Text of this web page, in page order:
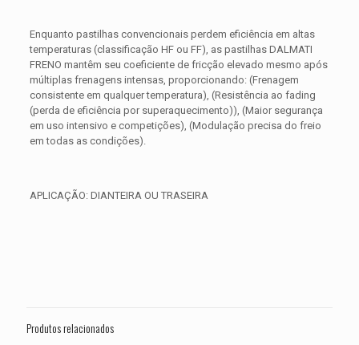
Enquanto pastilhas convencionais perdem eficiência em altas
temperaturas (classificação HF ou FF), as pastilhas DALMATI
FRENO mantêm seu coeficiente de fricção elevado mesmo após
múltiplas frenagens intensas, proporcionando: (Frenagem
consistente em qualquer temperatura), (Resistência ao fading
(perda de eficiência por superaquecimento)), (Maior segurança
em uso intensivo e competições), (Modulação precisa do freio
em todas as condições).
APLICAÇÃO: DIANTEIRA OU TRASEIRA
FLTRXST ANO 2022”
Produtos relacionados